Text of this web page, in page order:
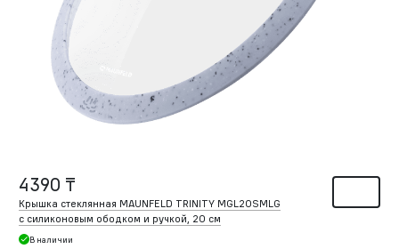
4390 ₸
Крышка стеклянная MAUNFELD TRINITY MGL20SMLG
с силиконовым ободком и ручкой, 20 см
В наличии